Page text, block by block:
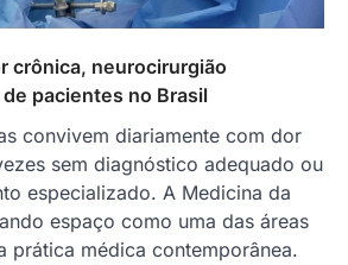
crônica, neurocirurgião
pacientes no Brasil
convivem diariamente com dor
sem diagnóstico adequado ou
especializado. A Medicina da
espaço como uma das áreas
prática médica contemporânea.